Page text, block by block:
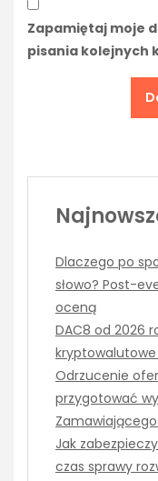
Zapamiętaj moje
pisania kolejnych
Dlaczego po
słowo? Post-
oceną
DAC8 od 2026
kryptowalutowe
Odrzucenie
przygotować
Zamawiającego
Jak
czas sprawy